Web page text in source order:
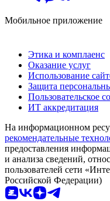
Мобильное приложение
Этика и комплаенс
Оказание услуг
Использование
Защита
Пользовательское
ИТ аккредитация
На информационном
рекомендательные
предоставления
и анализа сведений,
пользователей сети
Российской Федерации)